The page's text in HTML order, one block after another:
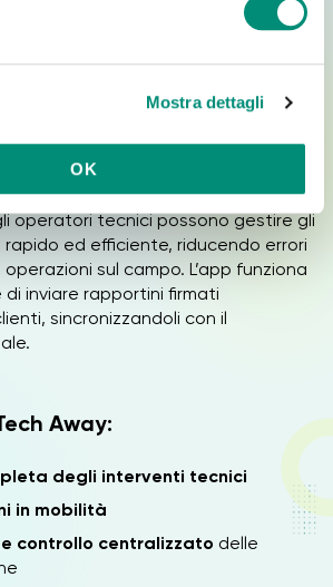
Mostra dettagli
OK
per interventi tecnici e
operatori tecnici possono gestire gli
ed efficiente, riducendo errori
sul campo. L’app funziona
inviare rapportini firmati
sincronizzandoli con il
Away:
degli interventi tecnici
in mobilità
controllo centralizzato delle